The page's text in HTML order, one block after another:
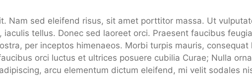
Nam sed eleifend risus, sit amet porttitor massa. Ut
tellus. Donec sed laoreet orci. Praesent faucibus
per inceptos himenaeos. Morbi turpis mauris, consequat
orci luctus et ultrices posuere cubilia Curae; Nulla
arcu elementum dictum eleifend, mi velit sodales